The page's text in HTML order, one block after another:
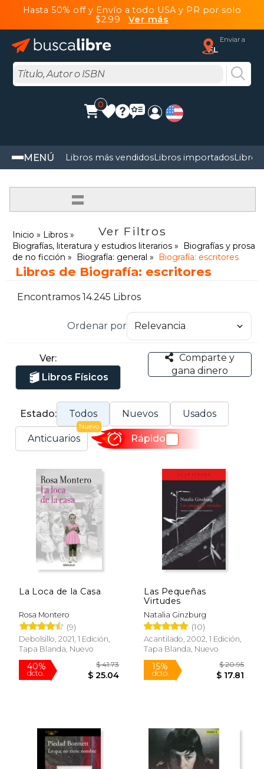
Hasta 50% off y Envío a todo USA y PR por solo
$2.99 Ver más
Enviar a
FL
0
MENÚ Libros más vendidosLibros importadosLibros
=
Ver Filtros
Inicio
Libros
Biografías, literatura y estudios literarios
Biografías y prosa
de no ficción
Biografía: general Biografía: escritores
Libros de Biografía: escritores
Encontramos 14.245 Libros
Ordenar por
Ver:
Libros Físicos
Comparte y
gana dinero
Estado: Todos Nuevos Usados
Anticuarios
Nuevo
Rápido
La Loca de la Casa
Rosa Montero
(9)
Debolsillo, 2021, 1 Edición,
Tapa Blanda, Nuevo
40%
dcto.
Las Pequeñas
Virtudes
Natalia Ginzburg
(10)
Acantilado, 2002, 1 Edición,
Tapa Blanda, Nuevo
15%
dcto.